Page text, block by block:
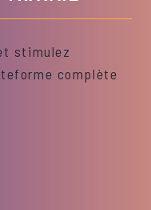
stimulez
complète